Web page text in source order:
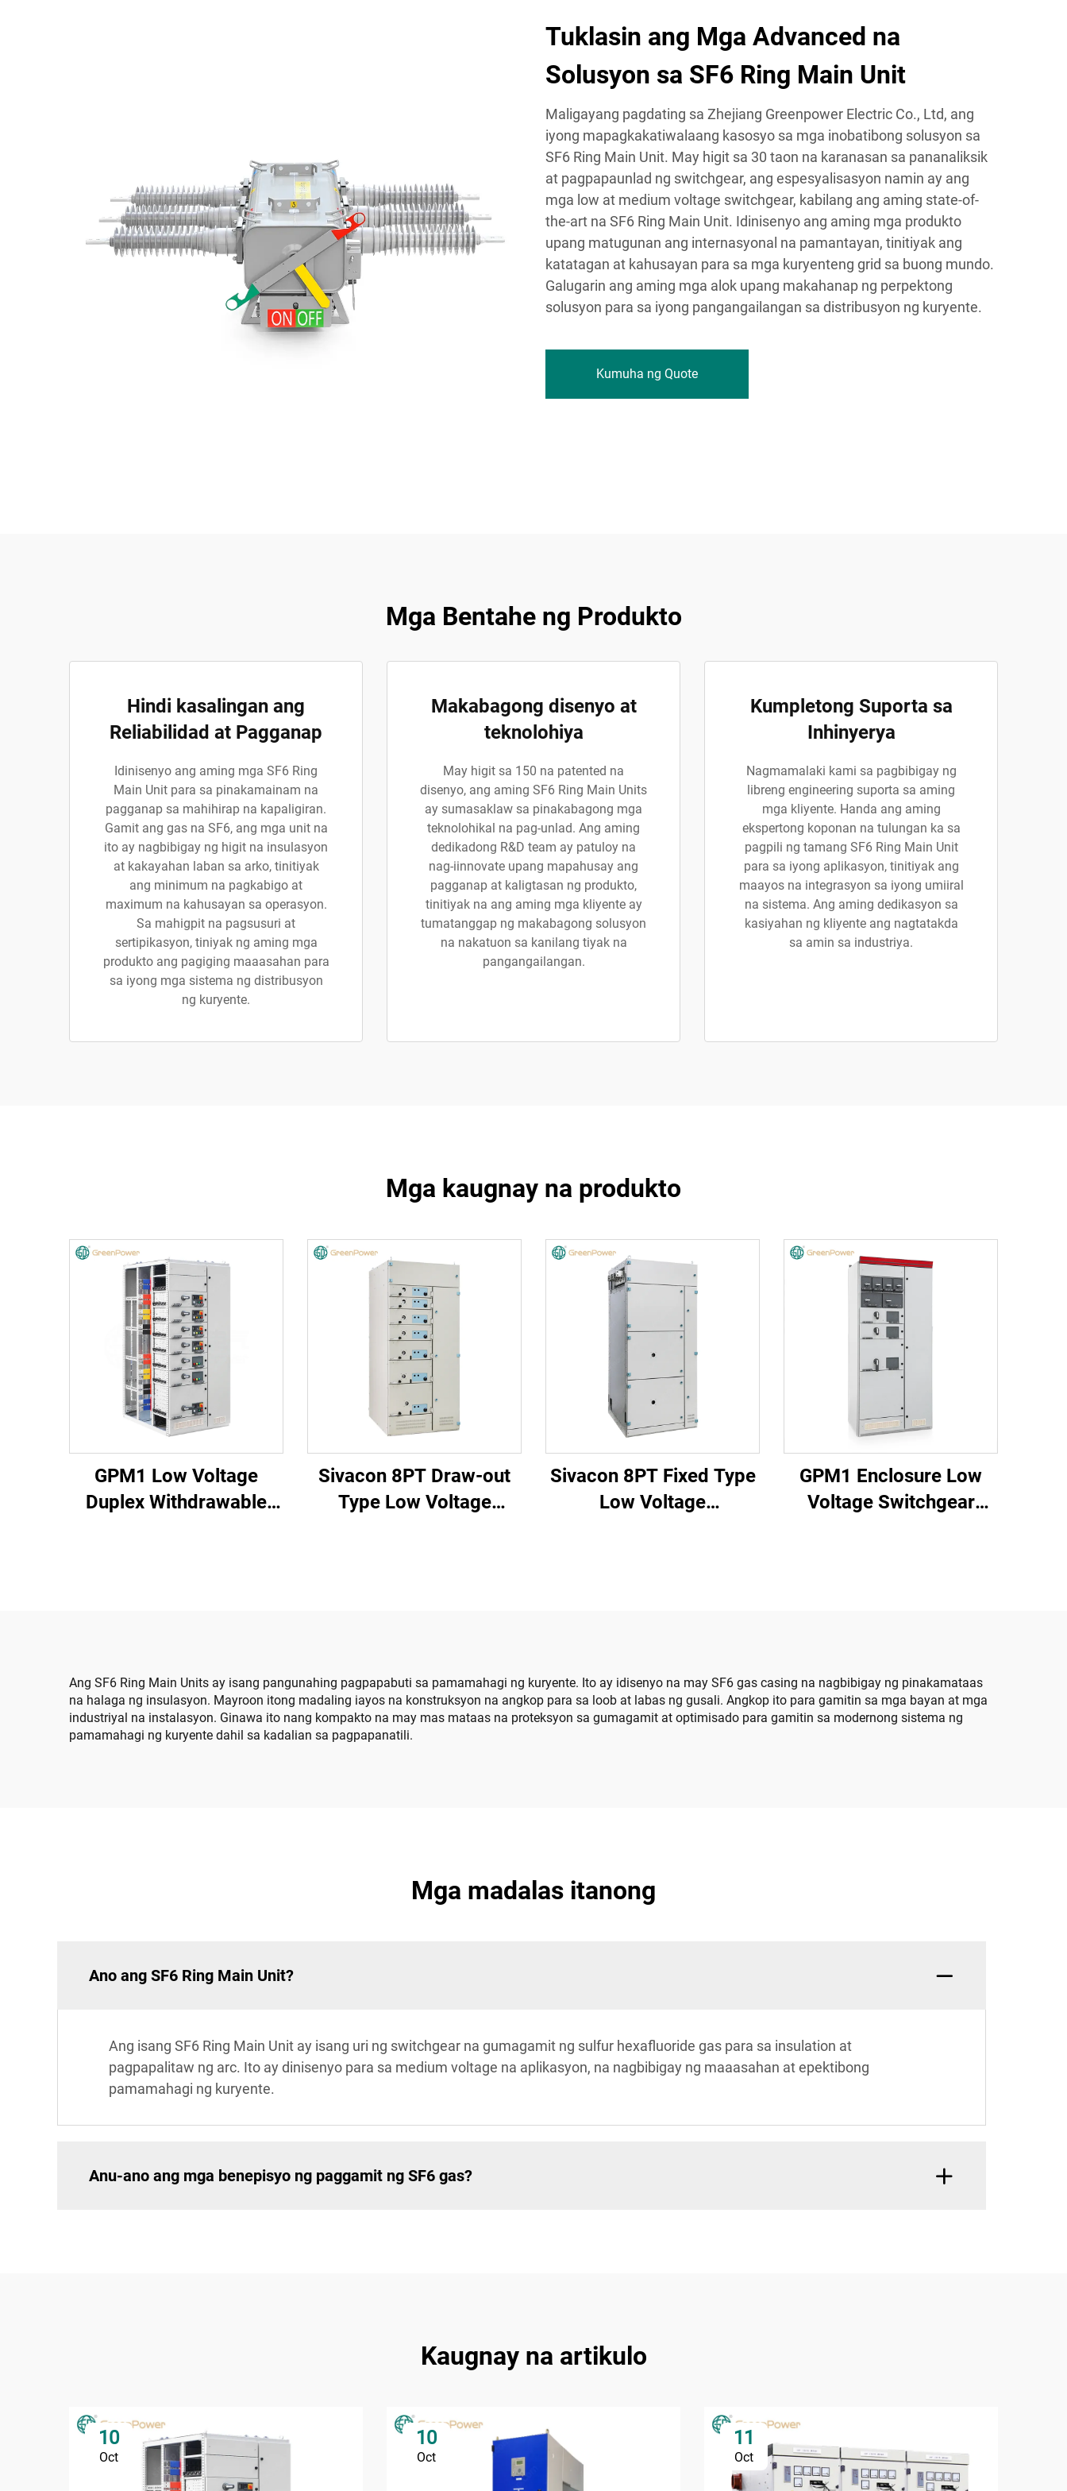
Tuklasin ang Mga Advanced na
Solusyon sa SF6 Ring Main Unit
Maligayang pagdating sa Zhejiang Greenpower Electric Co., Ltd, ang
iyong mapagkakatiwalaang kasosyo sa mga inobatibong solusyon sa
SF6 Ring Main Unit. May higit sa 30 taon na karanasan sa pananaliksik
at pagpapaunlad ng switchgear, ang espesyalisasyon namin ay ang
mga low at medium voltage switchgear, kabilang ang aming state-of-
the-art na SF6 Ring Main Unit. Idinisenyo ang aming mga produkto
upang matugunan ang internasyonal na pamantayan, tinitiyak ang
katatagan at kahusayan para sa mga kuryenteng grid sa buong mundo.
Galugarin ang aming mga alok upang makahanap ng perpektong
solusyon para sa iyong pangangailangan sa distribusyon ng kuryente.
Kumuha ng Quote
Mga Bentahe ng Produkto
Hindi kasalingan ang
Reliabilidad at Pagganap
Idinisenyo ang aming mga SF6 Ring
Main Unit para sa pinakamainam na
pagganap sa mahihirap na kapaligiran.
Gamit ang gas na SF6, ang mga unit na
ito ay nagbibigay ng higit na insulasyon
at kakayahan laban sa arko, tinitiyak
ang minimum na pagkabigo at
maximum na kahusayan sa operasyon.
Sa mahigpit na pagsusuri at
sertipikasyon, tiniyak ng aming mga
produkto ang pagiging maaasahan para
sa iyong mga sistema ng distribusyon
ng kuryente.
Makabagong disenyo at
teknolohiya
May higit sa 150 na patented na
disenyo, ang aming SF6 Ring Main Units
ay sumasaklaw sa pinakabagong mga
teknolohikal na pag-unlad. Ang aming
dedikadong R&D team ay patuloy na
nag-iinnovate upang mapahusay ang
pagganap at kaligtasan ng produkto,
tinitiyak na ang aming mga kliyente ay
tumatanggap ng makabagong solusyon
na nakatuon sa kanilang tiyak na
pangangailangan.
Kumpletong Suporta sa
Inhinyerya
Nagmamalaki kami sa pagbibigay ng
libreng engineering suporta sa aming
mga kliyente. Handa ang aming
ekspertong koponan na tulungan ka sa
pagpili ng tamang SF6 Ring Main Unit
para sa iyong aplikasyon, tinitiyak ang
maayos na integrasyon sa iyong umiiral
na sistema. Ang aming dedikasyon sa
kasiyahan ng kliyente ang nagtatakda
sa amin sa industriya.
Mga kaugnay na produkto
GPM1 Low Voltage
Duplex Withdrawable
Sivacon 8PT Draw-out
Type Low Voltage
Sivacon 8PT Fixed Type
Low Voltage
GPM1 Enclosure Low
Voltage Switchgear
Ang SF6 Ring Main Units ay isang pangunahing pagpapabuti sa pamamahagi ng kuryente. Ito ay idisenyo na may SF6 gas casing na nagbibigay ng pinakamataas
na halaga ng insulasyon. Mayroon itong madaling iayos na konstruksyon na angkop para sa loob at labas ng gusali. Angkop ito para gamitin sa mga bayan at mga
industriyal na instalasyon. Ginawa ito nang kompakto na may mas mataas na proteksyon sa gumagamit at optimisado para gamitin sa modernong sistema ng
pamamahagi ng kuryente dahil sa kadalian sa pagpapanatili.
Mga madalas itanong
Ano ang SF6 Ring Main Unit?
Ang isang SF6 Ring Main Unit ay isang uri ng switchgear na gumagamit ng sulfur hexafluoride gas para sa insulation at
pagpapalitaw ng arc. Ito ay dinisenyo para sa medium voltage na aplikasyon, na nagbibigay ng maaasahan at epektibong
pamamahagi ng kuryente.
Anu-ano ang mga benepisyo ng paggamit ng SF6 gas?
Kaugnay na artikulo
10
Oct
10
Oct
11
Oct